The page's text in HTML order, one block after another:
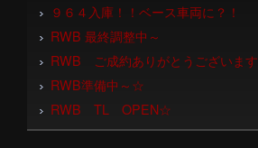
９６４入庫！！ベース車両に？！
RWB 最終調整中～
RWB ご成約ありがとうございます
RWB準備中～☆
RWB TL OPEN☆